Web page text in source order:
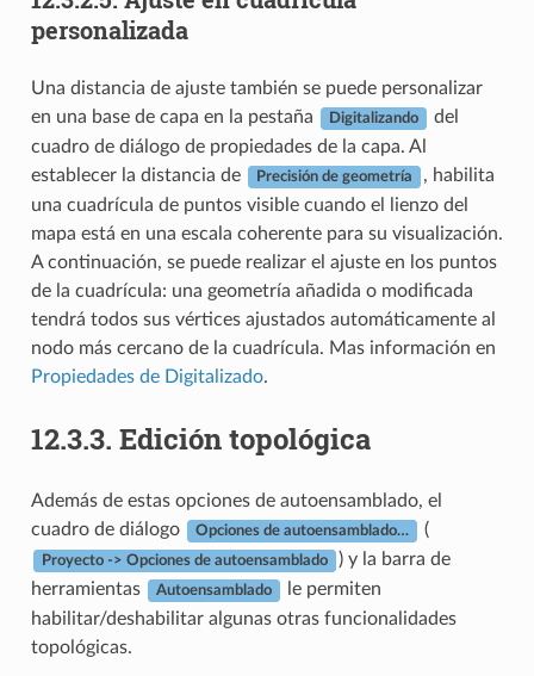
personalizada
Una distancia de ajuste también se puede personalizar
en una base de capa en la pestaña
Digitalizando
del
cuadro de diálogo de propiedades de la capa. Al
establecer la distancia de
Precisión de geometría
, habilita
una cuadrícula de puntos visible cuando el lienzo del
mapa está en una escala coherente para su visualización.
A continuación, se puede realizar el ajuste en los puntos
de la cuadrícula: una geometría añadida o modificada
tendrá todos sus vértices ajustados automáticamente al
nodo más cercano de la cuadrícula. Mas información en
Propiedades de Digitalizado.
12.3.3. Edición topológica
Además de estas opciones de autoensamblado, el
cuadro de diálogo
Opciones de autoensamblado… (
Proyecto -> Opciones de autoensamblado
) y la barra de
herramientas
Autoensamblado
le permiten
habilitar/deshabilitar algunas otras funcionalidades
topológicas.